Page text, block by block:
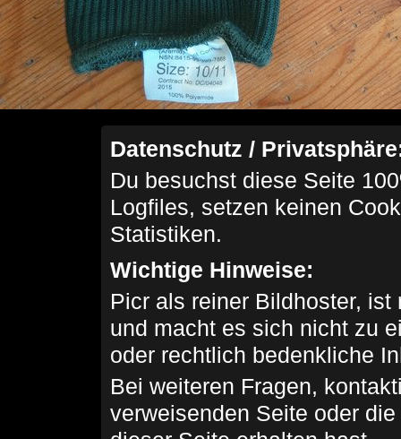
Datenschutz /
Du besuchst diese Seite
Logfiles, setzen keinen
Statistiken.
Wichtige Hinweise:
Picr als reiner Bildhoster,
und macht es sich nicht zu
oder rechtlich bedenkliche
Bei weiteren Fragen,
verweisenden Seite oder